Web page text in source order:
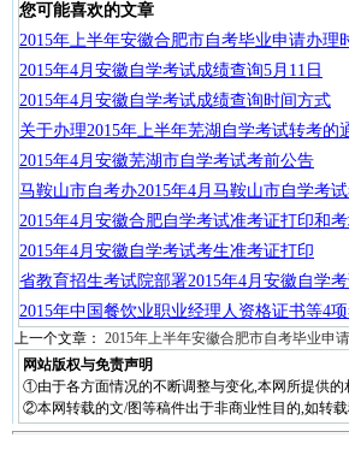
您可能喜欢的文章
2015年上半年安徽合肥市自考毕业申请办理
2015年4月安徽自学考试成绩查询5月11日
2015年4月安徽自学考试成绩查询时间方式
关于办理2015年上半年芜湖自学考试转考的
2015年4月安徽芜湖市自学考试考前公告
马鞍山市自考办2015年4月马鞍山市自学考
2015年4月安徽合肥自学考试准考证打印和
2015年4月安徽自学考试考生准考证打印
省教育招生考试院部署2015年4月安徽自学
2015年中国餐饮业职业经理人资格证书等4
上一个文章： 2015年上半年安徽合肥市自考毕业申
网站版权与免责声明
①由于各方面情况的不断调整与变化,本网所提供
②本网转载的文/图等稿件出于非商业性目的,如转